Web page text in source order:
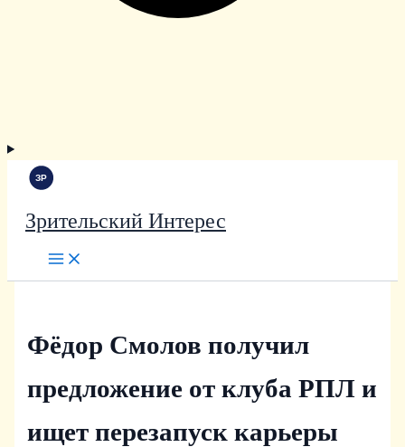
Зрительский Интерес
Фёдор Смолов получил
предложение от клуба РПЛ и
ищет перезапуск карьеры